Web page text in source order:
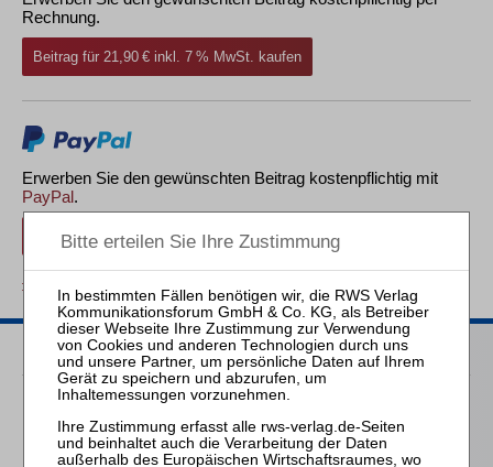
Rechnung.
Beitrag für 21,90 € inkl. 7 % MwSt. kaufen
Erwerben Sie den gewünschten Beitrag kostenpflichtig mit
PayPal.
Beitrag für 21,90 € inkl. 7 % MwSt. kaufen
zurück
Passende Bücher
Mobiliarsicherheiten im
Insolvenzverfahren